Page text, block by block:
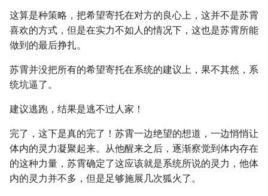
这算是种策略，把希望寄托在对方的良心上，这并不是苏霄
喜欢的方式，但是在实力不如人的情况下，这也是苏霄所能
做到的最后挣扎。
苏霄并没把所有的希望寄托在系统的建议上，果不其然，系
统坑逼了。
建议逃跑，结果是逃不过人家！
完了，这下是真的完了！苏霄一边绝望的想道，一边悄悄让
体内的灵力凝聚起来。从他醒来之后，逐渐察觉到体内存在
的这种力量，苏霄确定了这应该就是系统所说的灵力，他体
内的灵力并不多，但是足够施展几次狐火了。